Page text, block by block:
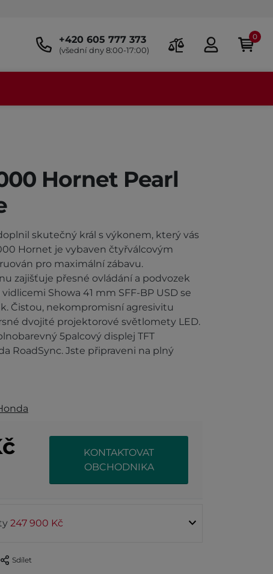
+420 605 777 373
(všední dny 8:00-17:00)
0
Hornet Pearl
skutečný král s výkonem, který vás
Hornet je vybaven čtyřválcovým
pro maximální zábavu.
zajišťuje přesné ovládání a podvozek
Showa 41 mm SFF-BP USD se
Čistou, nekompromisní agresivitu
dvojité projektorové světlomety LED.
5palcový displej TFT
RoadSync. Jste připraveni na plný
KONTAKTOVAT
OBCHODNIKA
247 900 Kč
Sdílet